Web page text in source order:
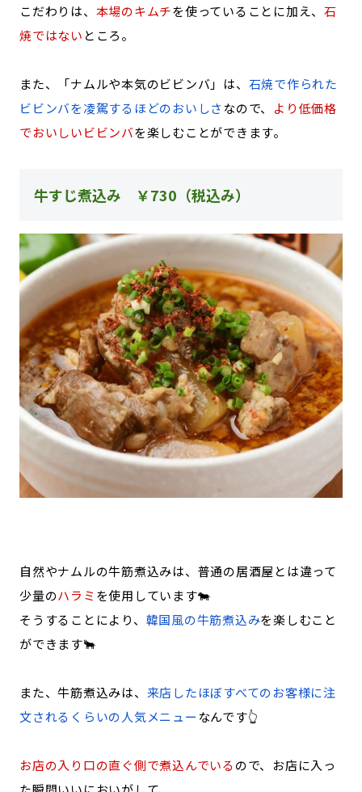
こだわりは、 本場のキムチを使っていることに加え、 石
焼ではない ところ。
また、「ナムルや本気のビビンバ」は、 石焼で作られた
ビビンバを凌駕するほどのおいしさ なので、 より低価格
でおいしいビビンバを楽しむことができます。
牛すじ煮込み ￥730（税込み）
自然やナムルの牛筋煮込みは、普通の居酒屋とは違って
少量のハラミ を使用しています🐄
そうすることにより、 韓国風の牛筋煮込みを楽しむこと
ができます🐂
また、牛筋煮込みは、 来店したほぼすべてのお客様に注
文されるくらいの人気メニュー なんです👆
お店の入り口の直ぐ側で煮込んでいるので、お店に入っ